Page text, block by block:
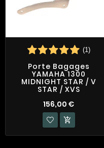
(1)
Porte Bagages
YAMAHA 1300
MIDNIGHT STAR / V
STAR / XVS
156,00 €
